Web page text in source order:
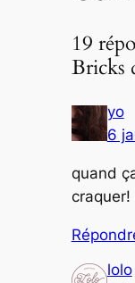
19
Bricks
yo
6
quand
craquer!
lolo